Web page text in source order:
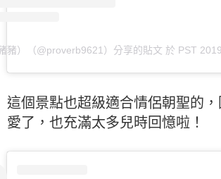
豬）（@proverb9621）分享的貼文 於 PST
這個景點也超級適合情侶朝聖的
愛了，也充滿太多兒時回憶啦！